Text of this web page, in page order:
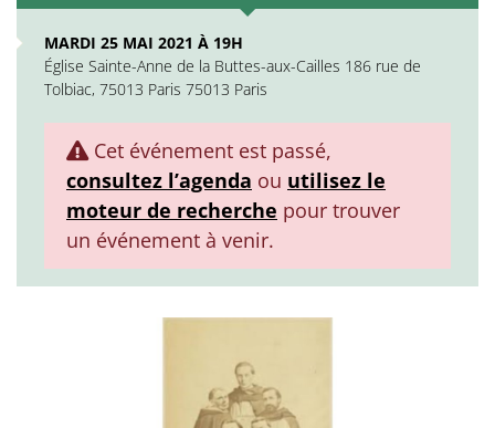
MARDI 25 MAI 2021 À 19H
Église Sainte-Anne de la Buttes-aux-Cailles 186 rue de
Tolbiac, 75013 Paris 75013 Paris
Cet événement est passé,
consultez l’agenda ou utilisez le
moteur de recherche pour trouver
un événement à venir.